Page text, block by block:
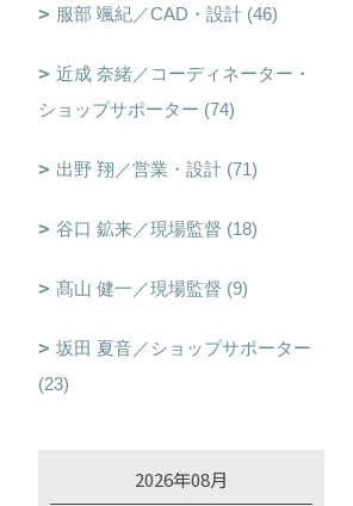
服部 颯紀／CAD・設計 (46)
近成 奈緒／コーディネーター・
ショップサポーター (74)
出野 翔／営業・設計 (71)
谷口 鉱来／現場監督 (18)
髙山 健一／現場監督 (9)
坂田 夏音／ショップサポーター
(23)
2026年08月